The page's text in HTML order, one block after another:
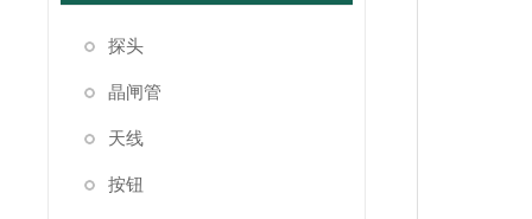
探头
晶闸管
天线
按钮